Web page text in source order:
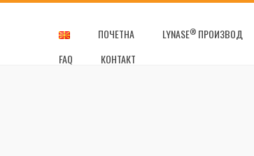
ПОЧЕТНА LYNASE® ПРОИЗВОД
FAQ
КОНТАКТ